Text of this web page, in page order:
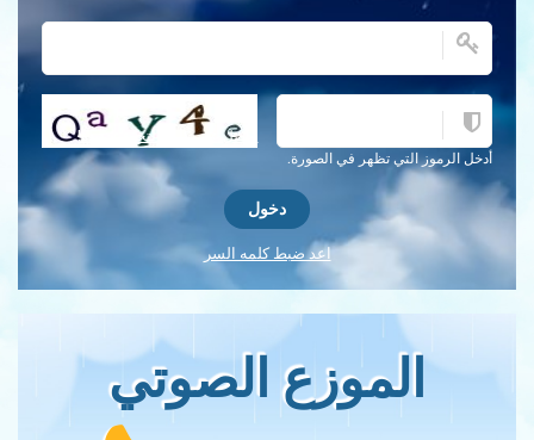
أدخل الرموز التي تظهر في الصورة.
احصل على كلمة التحقق جديدة!
اعد ضبط كلمه السر
الموزع الصوتي